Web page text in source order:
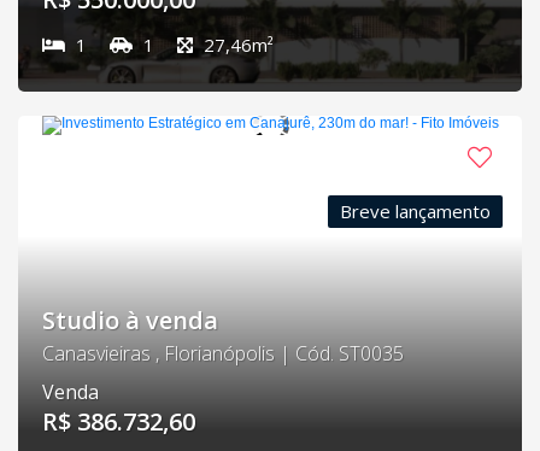
1 1 27,46m²
Breve lançamento
Studio à venda
Canasvieiras , Florianópolis | Cód. ST0035
Venda
R$ 386.732,60